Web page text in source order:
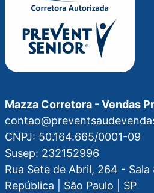
Mazza Corretora - Vendas
CNPJ: 50.164.665/0001-09
Susep: 232152996
Rua Sete de Abril, 264 - Sala
República | São Paulo | SP